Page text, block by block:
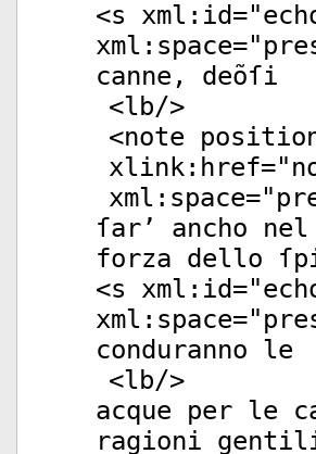
<s xml:id="
xml:space="
canne, deõſi
<lb/>
<note
xlink:href="
xml:space="
ſar’ ancho
forza dello
<s xml:id="
xml:space="
conduranno le
<lb/>
acque per le
ragioni